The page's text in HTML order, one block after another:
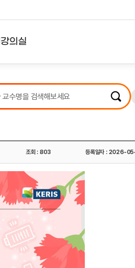
의실
리스트
인증강의
조회 : 803 등록일자 : 2026-